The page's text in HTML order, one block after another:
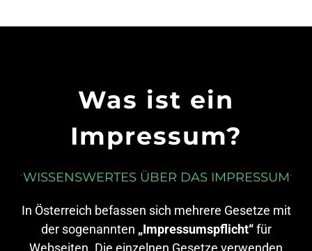
Was ist ein
Impressum?
WISSENSWERTES ÜBER DAS IMPRESSUM
In Österreich befassen sich mehrere Gesetze mit
der sogenannten „Impressumspflicht“für
Webseiten. Die einzelnen Gesetze verwenden